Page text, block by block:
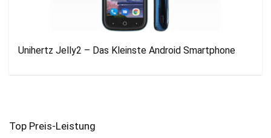
Unihertz Jelly2 – Das Kleinste Android Smartphone
Top Preis-Leistung